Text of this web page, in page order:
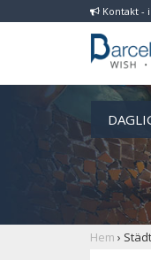
Kontakt -
Hem ›